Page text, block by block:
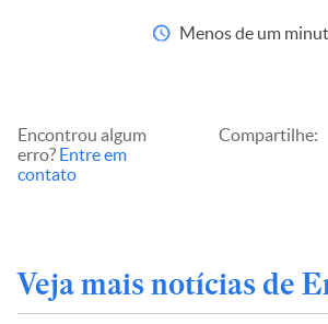
Menos de um
Encontrou algum
erro? Entre em
contato
Compartilhe:
Veja mais notícias de